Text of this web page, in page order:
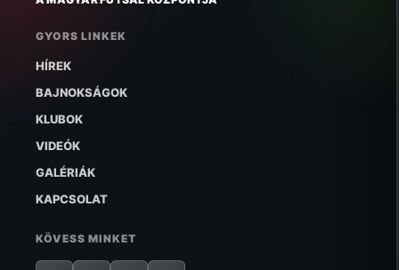
GYORS LINKEK
HÍREK
BAJNOKSÁGOK
KLUBOK
VIDEÓK
GALÉRIÁK
KAPCSOLAT
KÖVESS MINKET